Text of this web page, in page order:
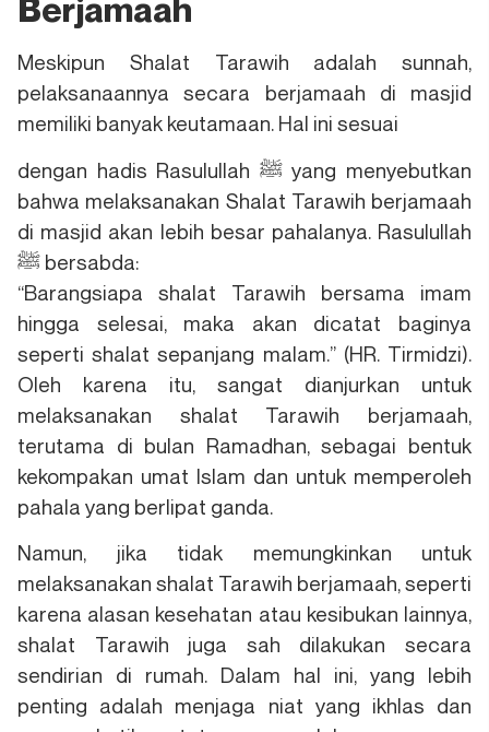
Berjamaah
Meskipun Shalat Tarawih adalah sunnah,
pelaksanaannya secara berjamaah di masjid
memiliki banyak keutamaan. Hal ini sesuai
dengan hadis Rasulullah ﷺ yang menyebutkan
bahwa melaksanakan Shalat Tarawih berjamaah
di masjid akan lebih besar pahalanya. Rasulullah
ﷺ bersabda:
“Barangsiapa shalat Tarawih bersama imam
hingga selesai, maka akan dicatat baginya
seperti shalat sepanjang malam.” (HR. Tirmidzi).
Oleh karena itu, sangat dianjurkan untuk
melaksanakan shalat Tarawih berjamaah,
terutama di bulan Ramadhan, sebagai bentuk
kekompakan umat Islam dan untuk memperoleh
pahala yang berlipat ganda.
Namun, jika tidak memungkinkan untuk
melaksanakan shalat Tarawih berjamaah, seperti
karena alasan kesehatan atau kesibukan lainnya,
shalat Tarawih juga sah dilakukan secara
sendirian di rumah. Dalam hal ini, yang lebih
penting adalah menjaga niat yang ikhlas dan